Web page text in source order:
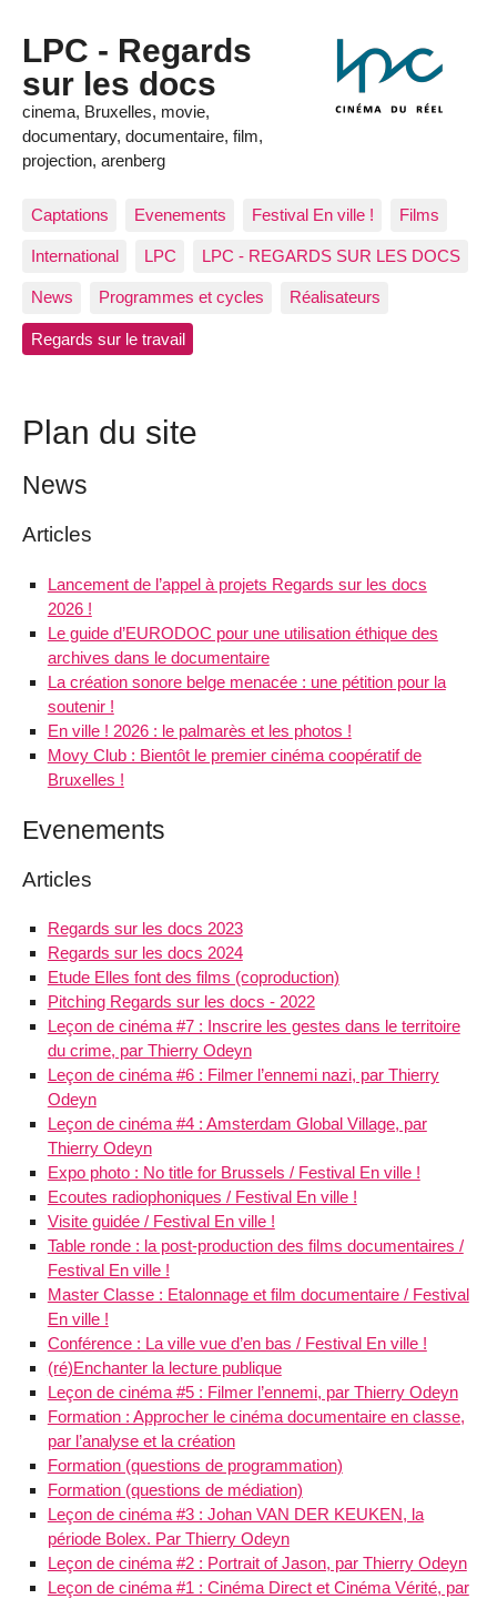
LPC - Regards
sur les docs
cinema, Bruxelles, movie,
documentary, documentaire, film,
projection, arenberg
Captations Evenements Festival En ville ! Films
International LPC LPC - REGARDS SUR LES DOCS
News Programmes et cycles Réalisateurs
Regards sur le travail
Plan du site
News
Articles
Lancement de l’appel à projets Regards sur les docs
2026 !
Le guide d’EURODOC pour une utilisation éthique des
archives dans le documentaire
La création sonore belge menacée : une pétition pour la
soutenir !
En ville ! 2026 : le palmarès et les photos !
Movy Club : Bientôt le premier cinéma coopératif de
Bruxelles !
Evenements
Articles
Regards sur les docs 2023
Regards sur les docs 2024
Etude Elles font des films (coproduction)
Pitching Regards sur les docs - 2022
Leçon de cinéma #7 : Inscrire les gestes dans le territoire
du crime, par Thierry Odeyn
Leçon de cinéma #6 : Filmer l’ennemi nazi, par Thierry
Odeyn
Leçon de cinéma #4 : Amsterdam Global Village, par
Thierry Odeyn
Expo photo : No title for Brussels / Festival En ville !
Ecoutes radiophoniques / Festival En ville !
Visite guidée / Festival En ville !
Table ronde : la post-production des films documentaires /
Festival En ville !
Master Classe : Etalonnage et film documentaire / Festival
En ville !
Conférence : La ville vue d’en bas / Festival En ville !
(ré)Enchanter la lecture publique
Leçon de cinéma #5 : Filmer l’ennemi, par Thierry Odeyn
Formation : Approcher le cinéma documentaire en classe,
par l’analyse et la création
Formation (questions de programmation)
Formation (questions de médiation)
Leçon de cinéma #3 : Johan VAN DER KEUKEN, la
période Bolex. Par Thierry Odeyn
Leçon de cinéma #2 : Portrait of Jason, par Thierry Odeyn
Leçon de cinéma #1 : Cinéma Direct et Cinéma Vérité, par